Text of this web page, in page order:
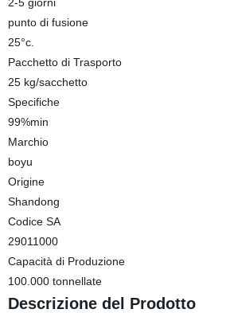
punto di fusione
25°c.
Pacchetto di Trasporto
25 kg/sacchetto
Specifiche
99%min
Marchio
boyu
Origine
Shandong
Codice SA
29011000
Capacità di Produzione
100.000 tonnellate
Descrizione del Prodotto